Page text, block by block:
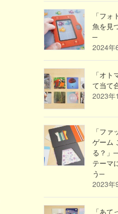
「フ
魚を見
─
2024年
「オ
て当て
2023年
「フ
ゲーム
る？」
テーマ
う─
2023年
「あ